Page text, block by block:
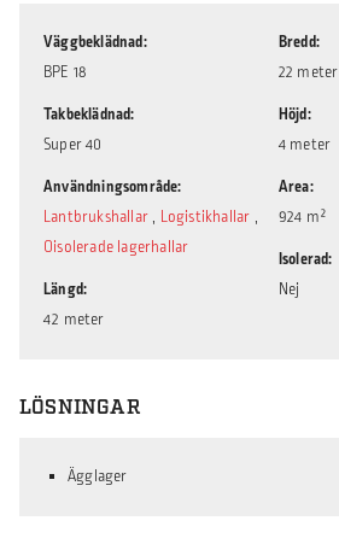
Väggbeklädnad
BPE 18
Takbeklädnad
Super 40
Användningsområde
Lantbrukshallar , Logistikhallar ,
Oisolerade lagerhallar
Längd
42 meter
Bredd
22 meter
Höjd
4 meter
Area
924 m²
Isolerad
Nej
LÖSNINGAR
Ägglager